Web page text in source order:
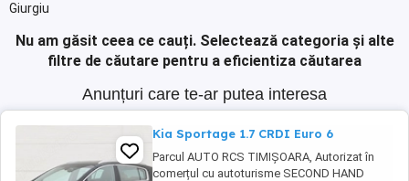
Giurgiu
Nu am găsit ceea ce cauți. Selectează categoria și alte
filtre de căutare pentru a eficientiza căutarea
Anunțuri care te-ar putea interesa
Kia Sportage 1.7 CRDI Euro 6
Parcul AUTO RCS TIMIȘOARA, Autorizat în
comerțul cu autoturisme SECOND HAND